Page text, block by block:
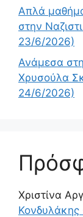
Απλά
στην
23/6/2026)
Ανάμεσα
Χρυσούλα
24/6/2026)
Χριστίνα
Κονδυλάκης